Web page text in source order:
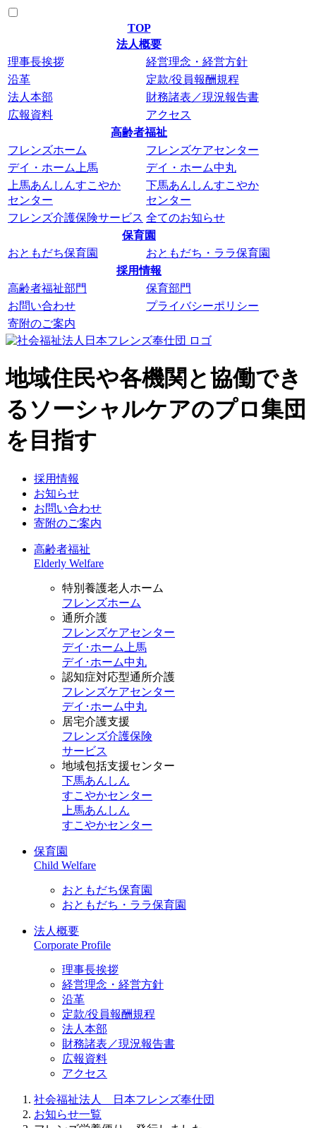
TOP
法人概要
理事長挨拶
経営理念・経営方針
沿革
定款/役員報酬規程
法人本部
財務諸表／現況報告書
広報資料
アクセス
高齢者福祉
フレンズホーム
フレンズケアセンター
デイ・ホーム上馬
デイ・ホーム中丸
上馬あんしんすこやか
センター
下馬あんしんすこやか
センター
フレンズ介護保険サービス 全てのお知らせ
保育園
おともだち保育園
おともだち・ララ保育園
採用情報
高齢者福祉部門
保育部門
お問い合わせ
プライバシーポリシー
寄附のご案内
地域住民や各機関と協働でき
るソーシャルケアのプロ集団
を目指す
採用情報
お知らせ
お問い合わせ
寄附のご案内
高齢者福祉
Elderly Welfare
特別養護老人ホーム
フレンズホーム
通所介護
フレンズケアセンター
デイ･ホーム上馬
デイ･ホーム中丸
認知症対応型通所介護
フレンズケアセンター
デイ･ホーム中丸
居宅介護支援
フレンズ介護保険
サービス
地域包括支援センター
下馬あんしん
すこやかセンター
上馬あんしん
すこやかセンター
保育園
Child Welfare
おともだち保育園
おともだち・ララ保育園
法人概要
Corporate Profile
理事長挨拶
経営理念・経営方針
沿革
定款/役員報酬規程
法人本部
財務諸表／現況報告書
広報資料
アクセス
社会福祉法人 日本フレンズ奉仕団
お知らせ一覧